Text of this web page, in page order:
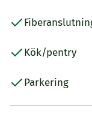
Kök/pentry
Parkering